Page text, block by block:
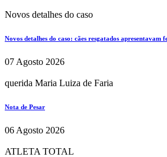
Novos detalhes do caso
Novos detalhes do caso: cães resgatados apresentavam
07 Agosto 2026
querida Maria Luiza de Faria
Nota de Pesar
06 Agosto 2026
ATLETA TOTAL